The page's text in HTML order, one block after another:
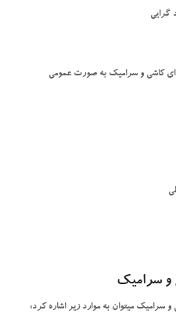
گرایی
زیر نیر برای کاشی و سرامیک به صورت عمومی
و سرامیک
سرامیک میتوان به موارد زیر اشاره کرد: